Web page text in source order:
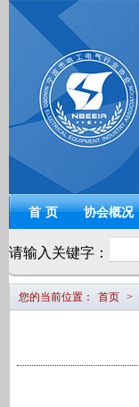
首页 协会概况
请输入关键字：
您的当前位置： 首页 >